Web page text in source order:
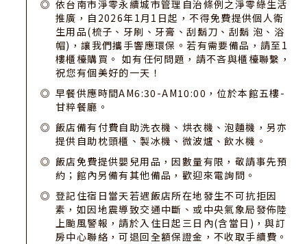
依台南市淨零永續城市管理自治條例之淨零綠生活
推廣，自2026年1月1日起，不得免費提供個人衛
生用品(梳子、牙刷、牙膏、刮鬍刀、刮鬍 泡、浴
帽)，讓我們攜手響應環保。若有需要備品，請至1
樓櫃檯購買。 如有任何問題，請不吝與櫃檯聯繫，
祝您有個美好的一天！
早餐供應時間AM6:30-AM10:00，位於本館五樓-
甘粹餐廳。
飯店備有付費自助洗衣機、烘衣機、泡麵機，另亦
提供自助枕頭櫃、製冰機、微波爐、飲水機。
飯店免費提供嬰兒用品，因數量有限，敬請事先預
約；館內另備有其他備品，歡迎來電詢問。
登記住宿日當天若遇飯店所在地發生不可抗拒因
素，如因地震導致交通中斷、或中央氣象局發佈陸
上颱風警報，請於入住日起三日內(含當日)，與訂
房中心聯絡，可退回全額保證金，不收取手續費。